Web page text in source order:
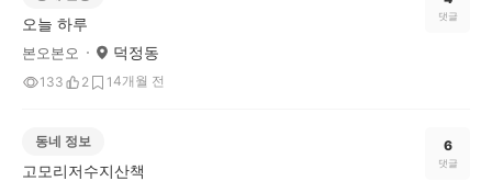
오늘 하루
본오본오 덕정동
133 2 14개월 전
댓글
동네 정보
고모리저수지산책
6
댓글